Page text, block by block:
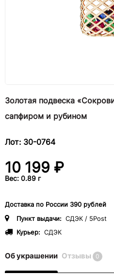
Золотая подвеска
сапфиром и рубином
Лот: 30-0764
10 199 ₽
Вес: 0.89 г
Доставка по России 390 рублей
Пункт выдачи: СДЭК / 5Post
Курьер: СДЭК
Об украшении Отзывы 0